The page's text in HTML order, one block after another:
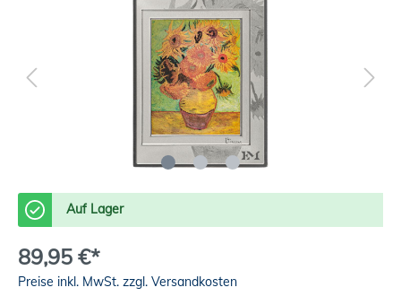
Auf Lager
89,95 €*
Preise inkl. MwSt. zzgl. Versandkosten